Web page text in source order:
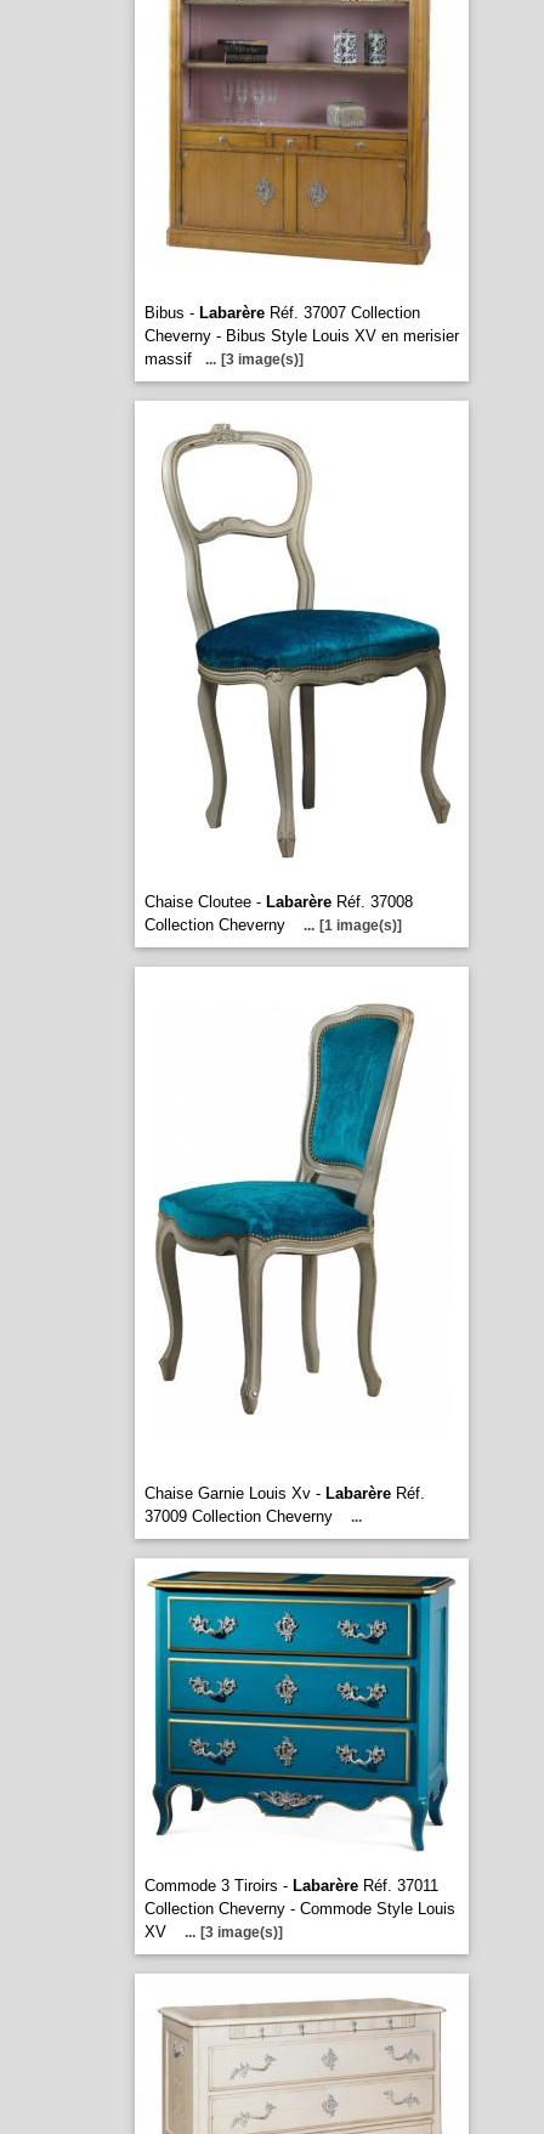
Bibus - LabarèreRéf. 37007 Collection
Cheverny - Bibus Style Louis XV en merisier
massif
... [3 image(s)]
Chaise Cloutee - LabarèreRéf. 37008
Collection Cheverny
... [1 image(s)]
Chaise Garnie Louis Xv - LabarèreRéf.
37009 Collection Cheverny
...
Commode 3 Tiroirs - LabarèreRéf. 37011
Collection Cheverny - Commode Style Louis
XV
... [3 image(s)]